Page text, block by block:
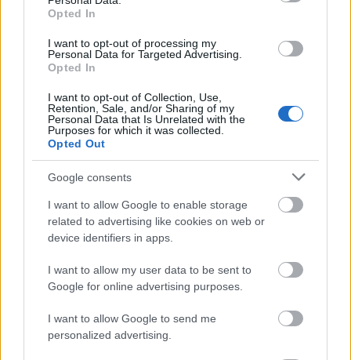
Opted In
I want to opt-out of processing my
Personal Data for Targeted Advertising.
Opted In
I want to opt-out of Collection, Use,
Retention, Sale, and/or Sharing of my
Personal Data that Is Unrelated with the
Purposes for which it was collected.
Opted Out
Google consents
I want to allow Google to enable storage
related to advertising like cookies on web or
device identifiers in apps.
I want to allow my user data to be sent to
Google for online advertising purposes.
I want to allow Google to send me
personalized advertising.
éghajlatának, vizének történelmét.
A MAVEN felszerelését nyolc tudományos
műszer alkotja, köztük a légköri gázok
molekulaszerkezetének megállapítására
szolgáló tömegspektrométer és az SWEA
elektronikus napszélelemző.
A Marsot jelenleg a NASA két marsjárója és
két orbitális pályán keringő műholdja,
valamint az Európai Űrhivatal szatellitje
kutatja, ehhez a flottához csatlakozik a
Maven. Várhatóan két nap múlva érkezik
ugyancsak keringeni fog körülötte.